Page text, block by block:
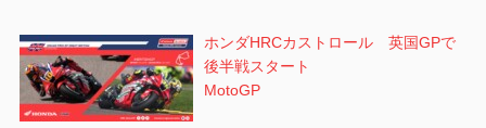
ホンダHRCカストロール 英国GPで
後半戦スタート
MotoGP